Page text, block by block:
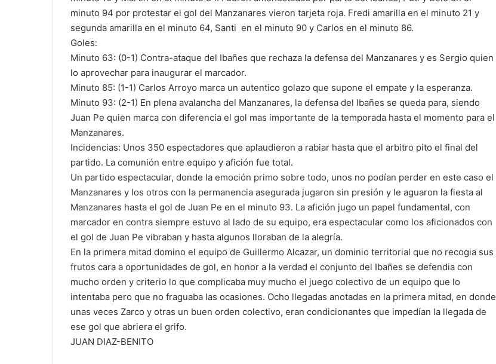
minuto 94 por protestar el gol del Manzanares vieron tarjeta roja. Fredi amarilla en el minuto 21 y
segunda amarilla en el minuto 64, Santi en el minuto 90 y Carlos en el minuto 86.
Goles:
Minuto 63: (0-1) Contra-ataque del Ibañes que rechaza la defensa del Manzanares y es Sergio quien
lo aprovechar para inaugurar el marcador.
Minuto 85: (1-1) Carlos Arroyo marca un autentico golazo que supone el empate y la esperanza.
Minuto 93: (2-1) En plena avalancha del Manzanares, la defensa del Ibañes se queda para, siendo
Juan Pe quien marca con diferencia el gol mas importante de la temporada hasta el momento para el
Manzanares.
Incidencias: Unos 350 espectadores que aplaudieron a rabiar hasta que el arbitro pito el final del
partido. La comunión entre equipo y afición fue total.
Un partido espectacular, donde la emoción primo sobre todo, unos no podían perder en este caso el
Manzanares y los otros con la permanencia asegurada jugaron sin presión y le aguaron la fiesta al
Manzanares hasta el gol de Juan Pe en el minuto 93. La afición jugo un papel fundamental, con
marcador en contra siempre estuvo al lado de su equipo, era espectacular como los aficionados con
el gol de Juan Pe vibraban y hasta algunos lloraban de la alegría.
En la primera mitad domino el equipo de Guillermo Alcazar, un dominio territorial que no recogia sus
frutos cara a oportunidades de gol, en honor a la verdad el conjunto del Ibañes se defendia con
mucho orden y criterio lo que complicaba muy mucho el juego colectivo de un equipo que lo
intentaba pero que no fraguaba las ocasiones. Ocho llegadas anotadas en la primera mitad, en donde
unas veces Zarco y otras un buen orden colectivo, eran condicionantes que impedían la llegada de
ese gol que abriera el grifo.
JUAN DIAZ-BENITO